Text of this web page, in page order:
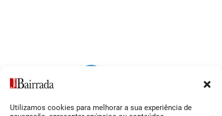
Utilizamos cookies para melhorar a sua experiência de
Siga-nos O Jornal da Bairrada